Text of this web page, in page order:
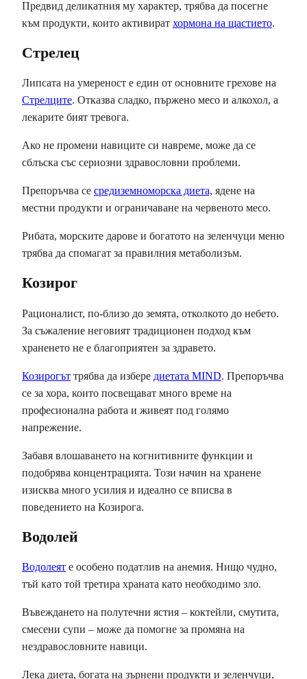
Предвид деликатния му характер, трябва да посегне
към продукти, които активират хормона на щастието.
Стрелец
Липсата на умереност е един от основните грехове на
Стрелците. Отказва сладко, пържено месо и алкохол, а
лекарите бият тревога.
Ако не промени навиците си навреме, може да се
сблъска със сериозни здравословни проблеми.
Препоръчва се средиземноморска диета, ядене на
местни продукти и ограничаване на червеното месо.
Рибата, морските дарове и богатото на зеленчуци меню
трябва да спомагат за правилния метаболизъм.
Козирог
Рационалист, по-близо до земята, отколкото до небето.
За съжаление неговият традиционен подход към
храненето не е благоприятен за здравето.
Козирогът трябва да избере диетата MIND. Препоръчва
се за хора, които посвещават много време на
професионална работа и живеят под голямо
напрежение.
Забавя влошаването на когнитивните функции и
подобрява концентрацията. Този начин на хранене
изисква много усилия и идеално се вписва в
поведението на Козирога.
Водолей
Водолеят е особено податлив на анемия. Нищо чудно,
тъй като той третира храната като необходимо зло.
Въвеждането на полутечни ястия – коктейли, смутита,
смесени супи – може да помогне за промяна на
нездравословните навици.
Лека диета, богата на зърнени продукти и зеленчуци,